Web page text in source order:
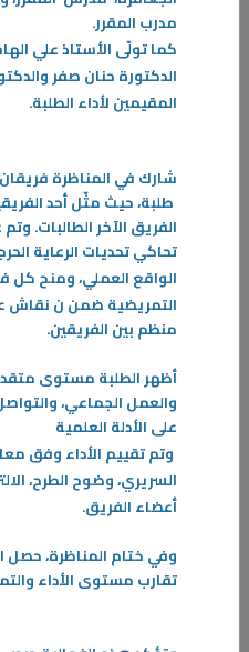
فريق المناظرات في التطبيقي: مواهب
مدرب المقرر.
كماتولّى الأستاذعلي
الدكتورة حنان صفر
المقيمين لأداء الطلبة.
شارك في المناظرة فريقان
طلبة،حيث مثّل أحد
الفريق الآخر الطالبات.
تحاكي تحديات الرعاية
الواقع العملي،ومنح كل
التمريضية ضمن ن نقاش
منظم بين الفريقين.
أظهر الطلبة مستوى
والعمل الجماعي،
على الأدلة العلمية
وتمتقييم الأداء وفق
السريري، وضوح الطرح،
أعضاء الفريق.
وفي ختام المناظرة،حصل
تقارب مستوى الأداء